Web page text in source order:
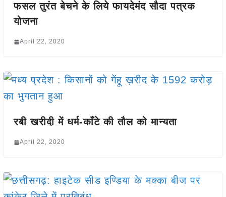
फसल तुरंत बेचने के लिये फायदेमंद सौदा पत्रक
योजना
April 22, 2020
रबी खरीदी में धर्म-काँटे की तौल को मान्यता
April 22, 2020